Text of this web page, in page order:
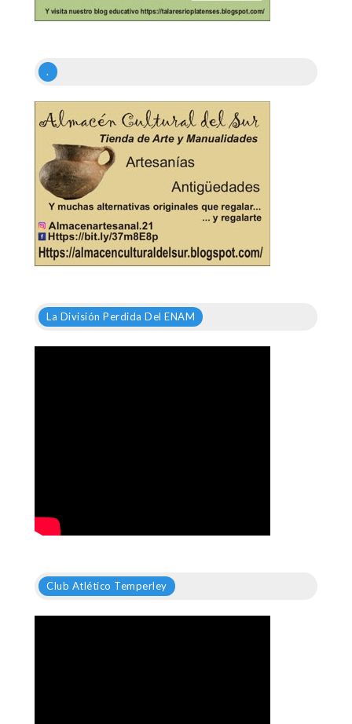
.
La División Perdida Del ENAM
Club Atlético Temperley